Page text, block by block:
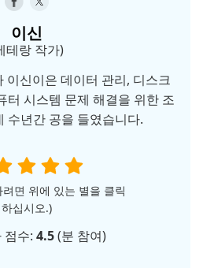
이신
테랑 작가)
이신이은 데이터 관리, 디스크
터 시스템 문제 해결을 위한 조
수년간 공을 들였습니다.
면 위에 있는 별을 클릭
하십시오.)
점수: 4.5(분 참여)